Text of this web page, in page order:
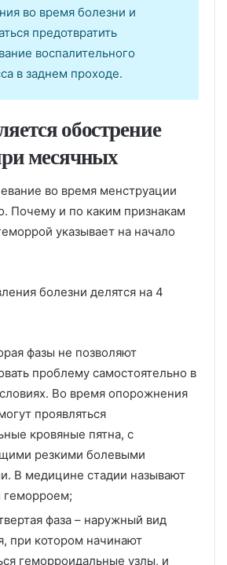
во время болезни и
предотвратить
воспалительного
в заднем проходе.
обострение
месячных
во время менструации
Почему и по каким признакам
указывает на начало
болезни делятся на 4
фазы не позволяют
проблему самостоятельно в
Во время опорожнения
проявляться
кровяные пятна, с
резкими болевыми
В медицине стадии называют
геморроем;
фаза – наружный вид
при котором начинают
геморроидальные узлы, и